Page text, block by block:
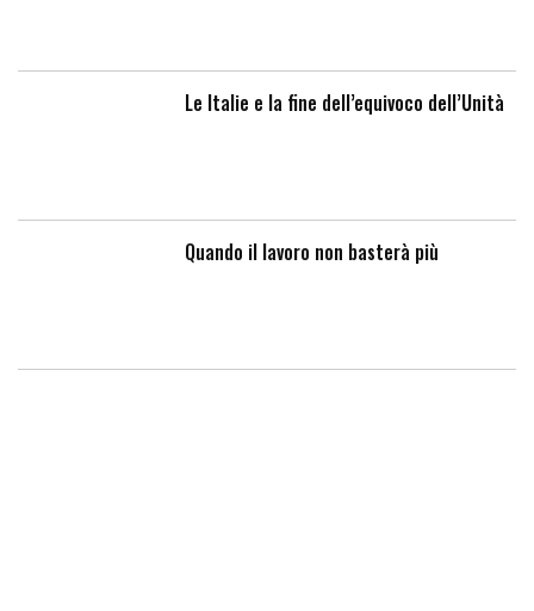
Le Italie e la fine dell’equivoco dell’Unità
Quando il lavoro non basterà più